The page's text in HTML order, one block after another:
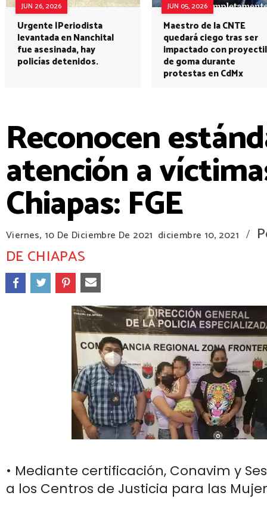
JUN 26, 2026
Urgente |Periodista
levantada en Nanchital
fue asesinada, hay
policías detenidos.
JUN 05, 2026
Maestro de la CNTE
quedará ciego tras ser
impactado con proyectil
de goma durante
protestas en CdMx
Reconocen
atención a
Chiapas: FGE
Viernes, 10 De Diciembre De 2021 diciembre 10, 2021 /
DE CHIAPAS
• Mediante certificación, Conavim y
a los Centros de Justicia para las